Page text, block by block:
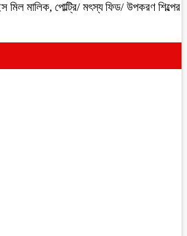
মিল মালিক, পোল্ট্রি/ মৎস্য ফিড/ উপকরণ শিল্পের